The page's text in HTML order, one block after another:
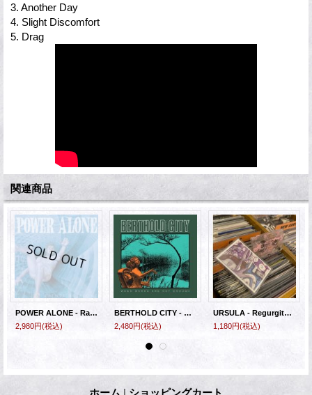
3. Another Day
4. Slight Discomfort
5. Drag
関連商品
POWER ALONE - Rather Be Alone [LP]
2,980円(税込)
BERTHOLD CITY - When Words Are Not Enough [CD]
2,480円(税込)
URSULA - Regurgitate [CASSETTE]
1,180円(税込)
ホーム | ショッピングカート